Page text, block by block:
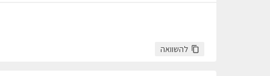
להשוואה